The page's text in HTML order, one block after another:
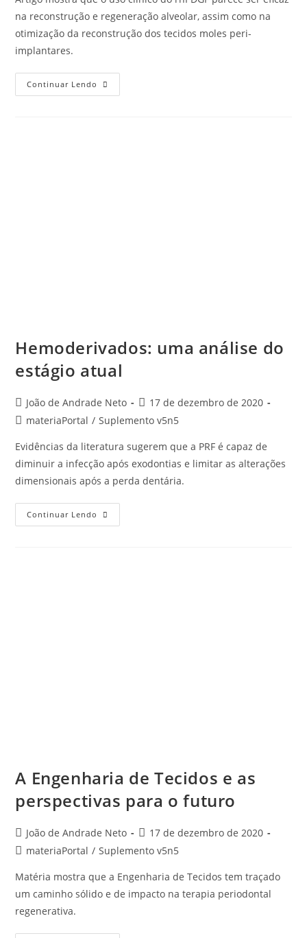
na reconstrução e regeneração alveolar, assim como na
otimização da reconstrução dos tecidos moles peri-
implantares.
Continuar Lendo
Hemoderivados: uma análise do
estágio atual
João de Andrade Neto
17 de dezembro de 2020
materiaPortal / Suplemento v5n5
Evidências da literatura sugerem que a PRF é capaz de
diminuir a infecção após exodontias e limitar as alterações
dimensionais após a perda dentária.
Continuar Lendo
A Engenharia de Tecidos e as
perspectivas para o futuro
João de Andrade Neto
17 de dezembro de 2020
materiaPortal / Suplemento v5n5
Matéria mostra que a Engenharia de Tecidos tem traçado
um caminho sólido e de impacto na terapia periodontal
regenerativa.